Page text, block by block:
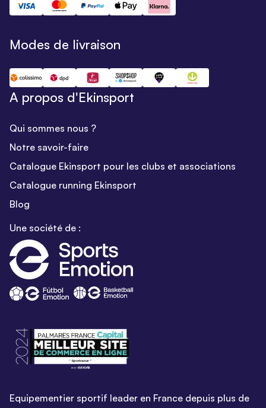
Modes de livraison
A propos d'Ekinsport
Qui sommes nous ?
Notre savoir-faire
Catalogue Ekinsport pour les clubs et associations
Catalogue running Ekinsport
Blog
Une société de :
Equipementier sportif leader en France depuis plus de